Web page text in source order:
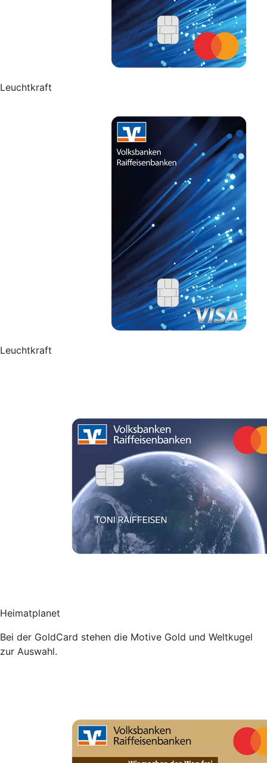
Leuchtkraft
Leuchtkraft
Heimatplanet
Bei der GoldCard stehen die Motive Gold und Weltkugel
zur Auswahl.